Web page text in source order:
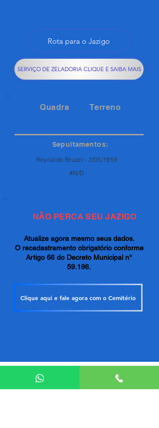
Rota para o Jazigo
SERVIÇO DE ZELADORIA CLIQUE E SAIBA MAIS
Quadra Terreno
Sepultamentos:
Reynaldo Bruzzi - 2/05/1959
#N/D
NÃO PERCA SEU JAZIGO
Atualize agora mesmo seus dados.
O recadastramento obrigatório conforme
Artigo 66 do Decreto Municipal n°
59.196.
Clique aqui e fale agora com o Cemitério